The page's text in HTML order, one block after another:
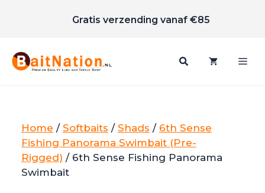
inhoud
Gratis verzending vanaf €85
Home / Softbaits / Shads / 6th Sense
Fishing Panorama Swimbait (Pre-
Rigged) / 6th Sense Fishing Panorama
Swimbait